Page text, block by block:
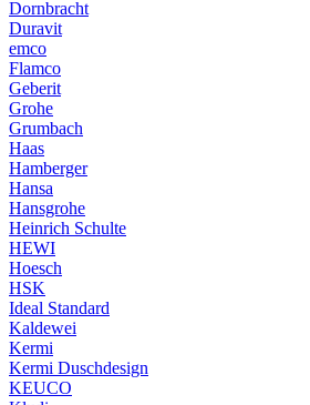
Dornbracht
Duravit
emco
Flamco
Geberit
Grohe
Grumbach
Haas
Hamberger
Hansa
Hansgrohe
Heinrich Schulte
HEWI
Hoesch
HSK
Ideal Standard
Kaldewei
Kermi
Kermi Duschdesign
KEUCO